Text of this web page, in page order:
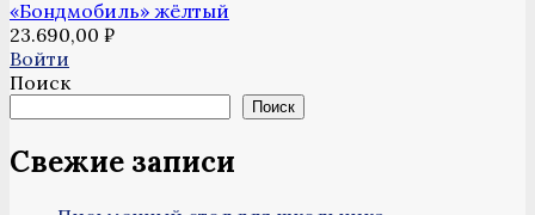
«Бондмобиль» жёлтый
23.690,00 ₽
Войти
Поиск
Поиск
Свежие записи